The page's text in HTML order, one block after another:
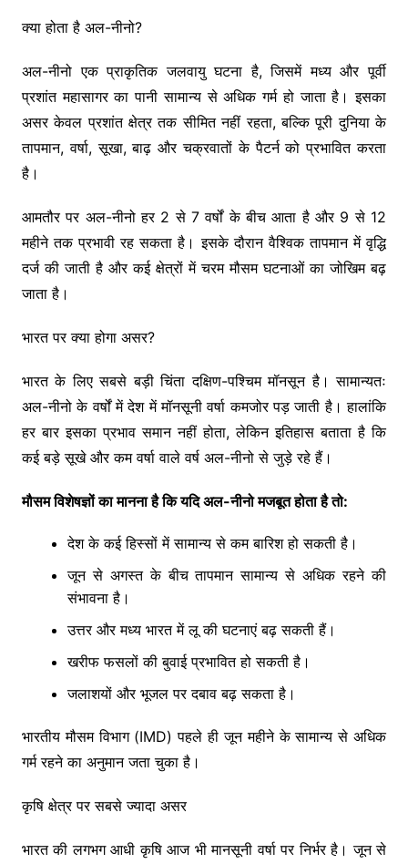
क्या होता है अल-नीनो?
अल-नीनो एक प्राकृतिक जलवायु घटना है, जिसमें मध्य और पूर्वी
प्रशांत महासागर का पानी सामान्य से अधिक गर्म हो जाता है। इसका
असर केवल प्रशांत क्षेत्र तक सीमित नहीं रहता, बल्कि पूरी दुनिया के
तापमान, वर्षा, सूखा, बाढ़ और चक्रवातों के पैटर्न को प्रभावित करता
है।
आमतौर पर अल-नीनो हर 2 से 7 वर्षों के बीच आता है और 9 से 12
महीने तक प्रभावी रह सकता है। इसके दौरान वैश्विक तापमान में वृद्धि
दर्ज की जाती है और कई क्षेत्रों में चरम मौसम घटनाओं का जोखिम बढ़
जाता है।
भारत पर क्या होगा असर?
भारत के लिए सबसे बड़ी चिंता दक्षिण-पश्चिम मॉनसून है। सामान्यतः
अल-नीनो के वर्षों में देश में मॉनसूनी वर्षा कमजोर पड़ जाती है। हालांकि
हर बार इसका प्रभाव समान नहीं होता, लेकिन इतिहास बताता है कि
कई बड़े सूखे और कम वर्षा वाले वर्ष अल-नीनो से जुड़े रहे हैं।
मौसम विशेषज्ञों का मानना है कि यदि अल-नीनो मजबूत होता है तो:
देश के कई हिस्सों में सामान्य से कम बारिश हो सकती है।
जून से अगस्त के बीच तापमान सामान्य से अधिक रहने की
संभावना है।
उत्तर और मध्य भारत में लू की घटनाएं बढ़ सकती हैं।
खरीफ फसलों की बुवाई प्रभावित हो सकती है।
जलाशयों और भूजल पर दबाव बढ़ सकता है।
भारतीय मौसम विभाग (IMD) पहले ही जून महीने के सामान्य से अधिक
गर्म रहने का अनुमान जता चुका है।
कृषि क्षेत्र पर सबसे ज्यादा असर
भारत की लगभग आधी कृषि आज भी मानसूनी वर्षा पर निर्भर है। जून से